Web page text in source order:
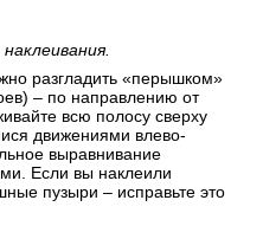
разгладить «перышком»
– по направлению от
всю полосу сверху
движениями влево-
выравнивание
Если вы наклеили
пузыри – исправьте это